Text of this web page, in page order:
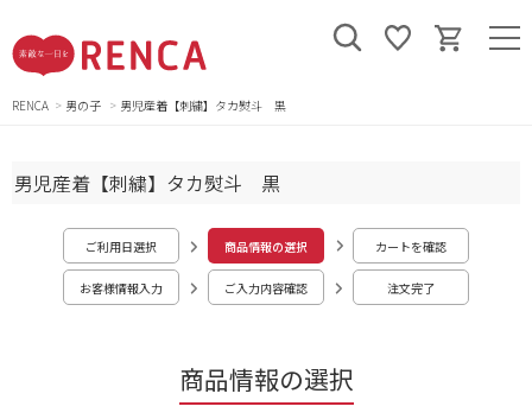
RENCA 男の子 男児産着【刺繍】タカ熨斗 黒
商品情報の選択
男児産着【刺繍】タカ熨斗 黒
ご利用日選択 商品情報の選択 カートを確認
お客様情報入力 ご入力内容確認 注文完了